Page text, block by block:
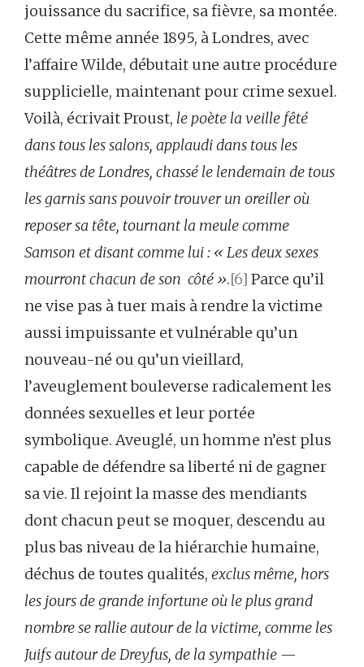
jouissance du sacrifice, sa fièvre, sa montée.
Cette même année 1895, à Londres, avec
l’affaire Wilde, débutait une autre procédure
supplicielle, maintenant pour crime sexuel.
Voilà, écrivait Proust, le poète la veille fêté
dans tous les salons, applaudi dans tous les
théâtres de Londres, chassé le lendemain de tous
les garnis sans pouvoir trouver un oreiller où
reposer sa tête, tournant la meule comme
Samson et disant comme lui : « Les deux sexes
mourront chacun de son côté ».[6] Parce qu’il
ne vise pas à tuer mais à rendre la victime
aussi impuissante et vulnérable qu’un
nouveau-né ou qu’un vieillard,
l’aveuglement bouleverse radicalement les
données sexuelles et leur portée
symbolique. Aveuglé, un homme n’est plus
capable de défendre sa liberté ni de gagner
sa vie. Il rejoint la masse des mendiants
dont chacun peut se moquer, descendu au
plus bas niveau de la hiérarchie humaine,
déchus de toutes qualités, exclus même, hors
les jours de grande infortune où le plus grand
nombre se rallie autour de la victime, comme les
Juifs autour de Dreyfus, de la sympathie —